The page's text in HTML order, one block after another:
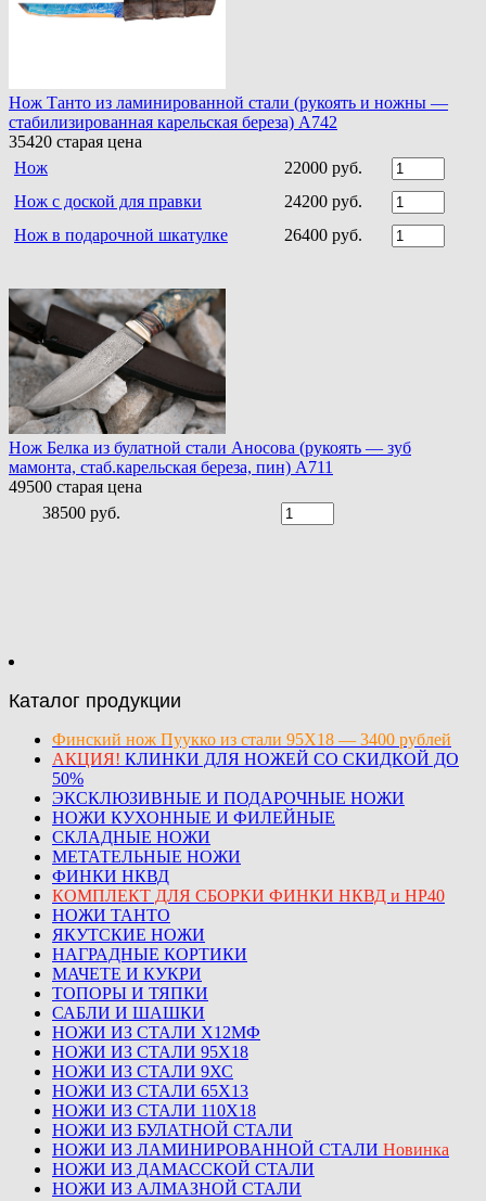
Нож Танто из ламинированной стали (рукоять и ножны —
стабилизированная карельская береза) A742
35420 старая цена
Нож
22000 руб.
Нож с доской для правки
24200 руб.
Нож в подарочной шкатулке
26400 руб.
Нож Белка из булатной стали Аносова (рукоять — зуб
мамонта, стаб.карельская береза, пин) A711
49500 старая цена
38500 руб.
Каталог продукции
Финский нож Пуукко из стали 95Х18 — 3400 рублей
АКЦИЯ! КЛИНКИ ДЛЯ НОЖЕЙ СО СКИДКОЙ ДО
50%
ЭКСКЛЮЗИВНЫЕ И ПОДАРОЧНЫЕ НОЖИ
НОЖИ КУХОННЫЕ И ФИЛЕЙНЫЕ
СКЛАДНЫЕ НОЖИ
МЕТАТЕЛЬНЫЕ НОЖИ
ФИНКИ НКВД
КОМПЛЕКТ ДЛЯ СБОРКИ ФИНКИ НКВД и НР40
НОЖИ ТАНТО
ЯКУТСКИЕ НОЖИ
НАГРАДНЫЕ КОРТИКИ
МАЧЕТЕ И КУКРИ
ТОПОРЫ И ТЯПКИ
САБЛИ И ШАШКИ
НОЖИ ИЗ СТАЛИ Х12МФ
НОЖИ ИЗ СТАЛИ 95Х18
НОЖИ ИЗ СТАЛИ 9ХС
НОЖИ ИЗ СТАЛИ 65Х13
НОЖИ ИЗ СТАЛИ 110Х18
НОЖИ ИЗ БУЛАТНОЙ СТАЛИ
НОЖИ ИЗ ЛАМИНИРОВАННОЙ СТАЛИ Новинка
НОЖИ ИЗ ДАМАССКОЙ СТАЛИ
НОЖИ ИЗ АЛМАЗНОЙ СТАЛИ